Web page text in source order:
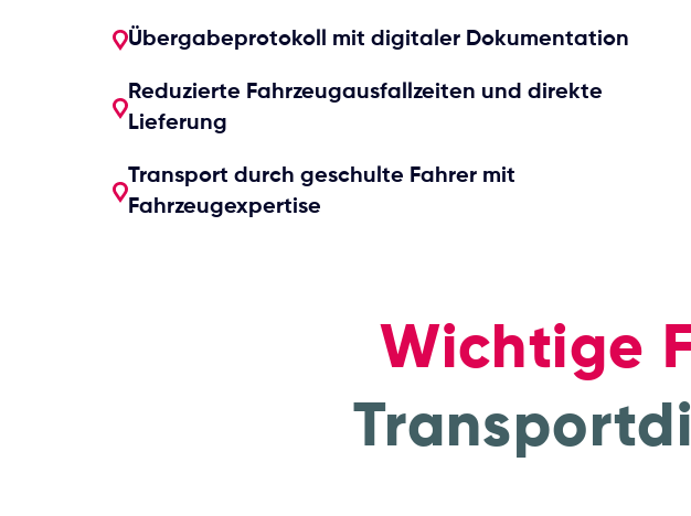
Übergabeprotokoll mit digitaler Dokumentation
Reduzierte Fahrzeugausfallzeiten und direkte
Lieferung
Transport durch geschulte Fahrer mit
Fahrzeugexpertise
Wichtige